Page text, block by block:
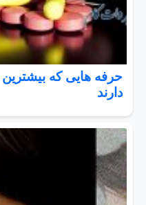
حرفه هایی که بیشترین
دارند